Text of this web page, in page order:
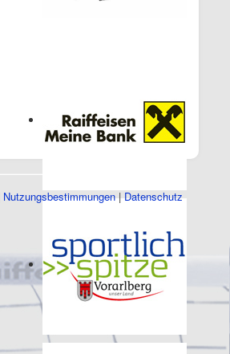
Nutzungsbestimmungen|Datenschutz